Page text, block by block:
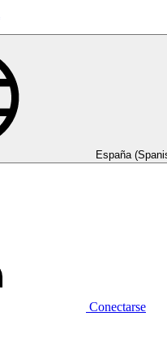
España
Conectarse